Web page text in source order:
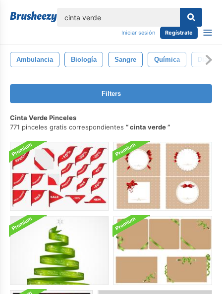
Iniciar sesión Regístrate
Ambulancia Biología Sangre Química
Filters
Cinta Verde Pinceles
771 pinceles gratis correspondientes
cinta verde